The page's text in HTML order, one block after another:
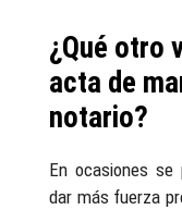
¿Qué otro
acta de
notario?
En ocasiones
dar más fuerza